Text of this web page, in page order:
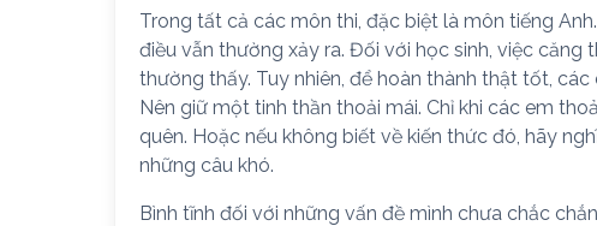
Trong tất cả các môn thi, đặc biệt là môn tiếng
điều vẫn thường xảy ra. Đối với học sinh, việc
thường thấy. Tuy nhiên, để hoàn thành thật tốt,
Nên giữ một tinh thần thoải mái. Chỉ khi các em
quên. Hoặc nếu không biết về kiến thức đó, hãy
những câu khó.
Bình tĩnh đối với những vấn đề mình chưa chắc